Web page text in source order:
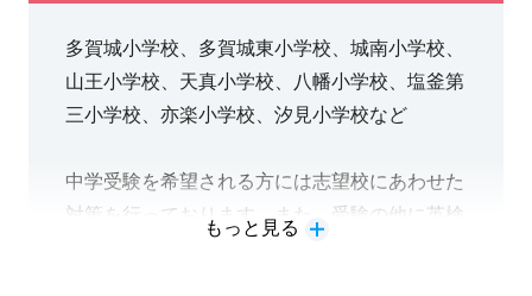
多賀城小学校、多賀城東小学校、城南小学校、
山王小学校、天真小学校、八幡小学校、塩釜第
三小学校、亦楽小学校、汐見小学校など
中学受験を希望される方には志望校にあわせた
対策を行っております。また、受験の他に英検
もっと見る